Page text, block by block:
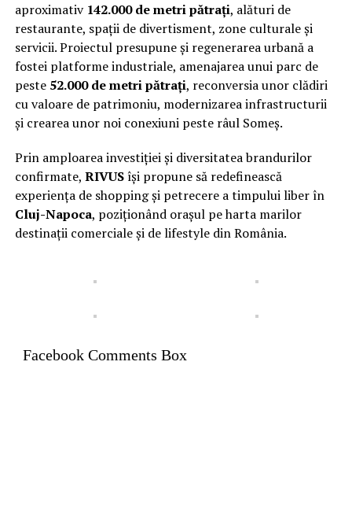
aproximativ 142.000 de metri pătrați, alături de
restaurante, spații de divertisment, zone culturale și
servicii. Proiectul presupune și regenerarea urbană a
fostei platforme industriale, amenajarea unui parc de
peste 52.000 de metri pătrați, reconversia unor clădiri
cu valoare de patrimoniu, modernizarea infrastructurii
și crearea unor noi conexiuni peste râul Someș.
Prin amploarea investiției și diversitatea brandurilor
confirmate, RIVUSîși propune să redefinească
experiența de shopping și petrecere a timpului liber în
Cluj-Napoca, poziționând orașul pe harta marilor
destinații comerciale și de lifestyle din România.
Facebook Comments Box